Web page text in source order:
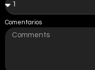
Comentarios